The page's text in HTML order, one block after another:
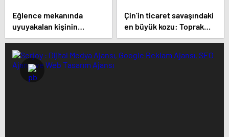
Eğlence mekanında
uyuyakalan kişinin
kartından 370 bin lira
çekildi
Çin’in ticaret savaşındaki
en büyük kozu: Toprak
elementleri